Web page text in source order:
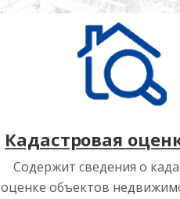
Кадастровая
Содержит сведения о
оценке объектов